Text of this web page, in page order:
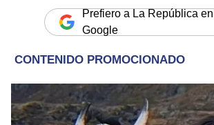
Prefiero a La República en
Google